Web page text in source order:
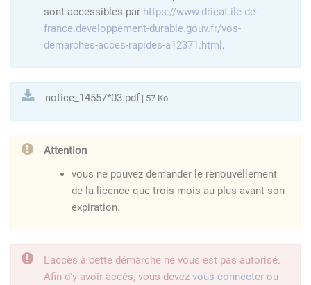
sont accessibles par https://www.drieat.ile-de-
france.developpement-durable.gouv.fr/vos-
demarches-acces-rapides-a12371.html .
notice_14557*03.pdf | 57 Ko
Attention
vous ne pouvez demander le renouvellement
de la licence que trois mois au plus avant son
expiration.
L'accès à cette démarche ne vous est pas autorisé.
Afin d'y avoir accès, vous devez vous connecter ou